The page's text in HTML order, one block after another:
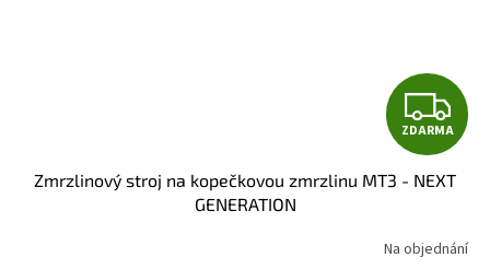
Z
D
A
R
ZDARMA
Zmrzlinový stroj na kopečkovou zmrzlinu MT3 - NEXT
GENERATION
Na objednání